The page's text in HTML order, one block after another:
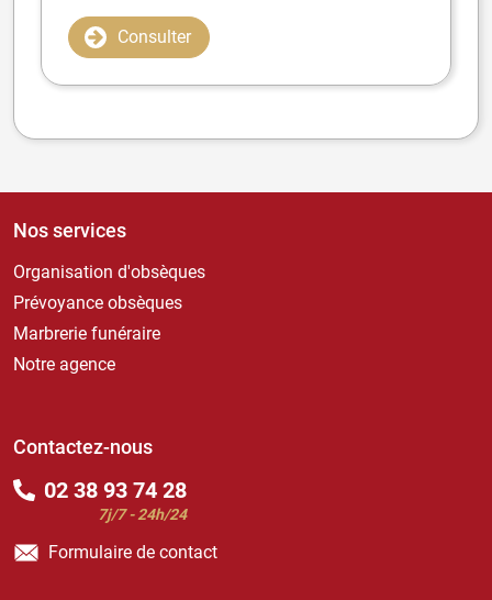
Consulter
Nos services
Organisation d'obsèques
Prévoyance obsèques
Marbrerie funéraire
Notre agence
Contactez-nous
02 38 93 74 28
7j/7 - 24h/24
Formulaire de contact